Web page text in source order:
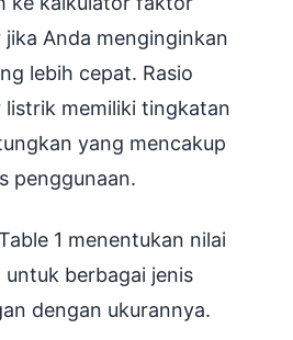
Anda menginginkan
lebih cepat. Rasio
memiliki tingkatan
yang mencakup
penggunaan.
1 menentukan nilai
berbagai jenis
dengan ukurannya.